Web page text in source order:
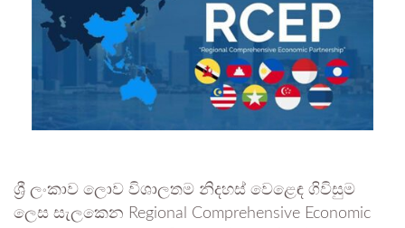
ශ්‍රී ලංකාව ලොව විශාලතම නිදහස් වෙළෙඳ ගිවිසුම
ලෙස සැලකෙන Regional Comprehensive Economic